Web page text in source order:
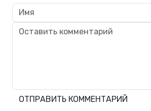
ОТПРАВИТЬ КОММЕНТАРИЙ